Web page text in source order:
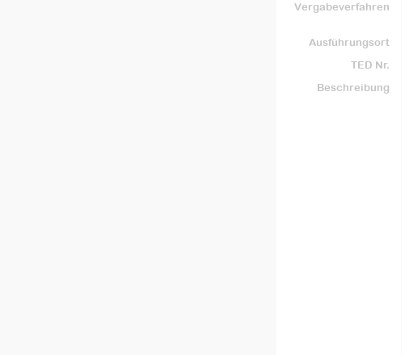
Vergabeverfahren
Ausführungsort
TED Nr.
Beschreibung